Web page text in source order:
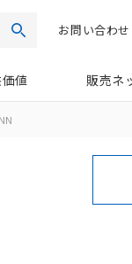
検索お問い合わせ
値 販売ネ